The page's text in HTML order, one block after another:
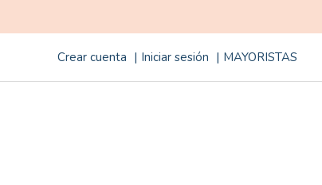
Crear cuenta Iniciar sesión MAYORISTAS